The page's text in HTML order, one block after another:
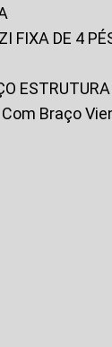
FIXA DE 4
Braço